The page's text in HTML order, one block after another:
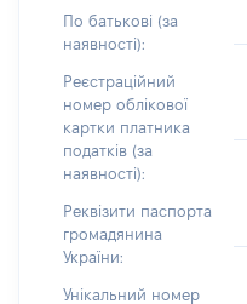
По батькові (за
наявності):
Реєстраційний
номер облікової
картки платника
податків (за
наявності):
Реквізити паспорта
громадянина
України:
Унікальний номер